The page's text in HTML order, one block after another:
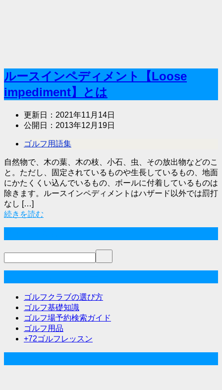
ルースインペディメント【Loose
impediment】とは
更新日： 2021年11月14日
公開日： 2013年12月19日
ゴルフ用語集
自然物で、木の葉、木の枝、小石、虫、その放出物などのこ
と。ただし、固定されているものや生長しているもの、地面
にかたくくい込んでいるもの、ボールに付着しているものは
除きます。ルースインペディメントはハザード以外では罰打
なし […]
続きを読む
ゴルフクラブの選び方
ゴルフ基礎知識
ゴルフ場予約検索ガイド
ゴルフ用品
+72ゴルフレッスン